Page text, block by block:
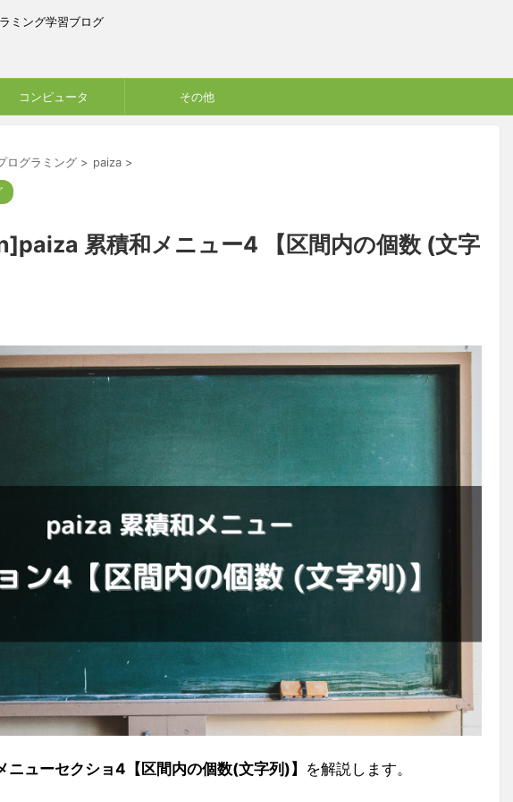
ミング学習ブログ
コンピュータ その他
ログラミング > paiza >
累積和メニュー4 【区間内の個数 (文字
ニューセクショ4【区間内の個数(文字列)】 を解説します。